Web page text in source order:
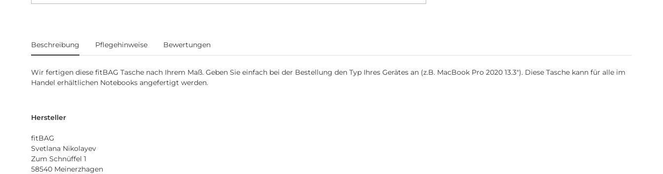
weitere Registerkarten anzeigen
Beschreibung Pflegehinweise Bewertungen
Wir fertigen diese fitBAG Tasche nach Ihrem Maß. Geben Sie einfach bei der Bestellung den Typ Ihres Gerätes an (z.B. MacBook Pro 2020 13.3"). Diese Tasche kann für alle im
Handel erhältlichen Notebooks angefertigt werden.
Hersteller
fitBAG
Svetlana Nikolayev
Zum Schnüffel 1
58540 Meinerzhagen